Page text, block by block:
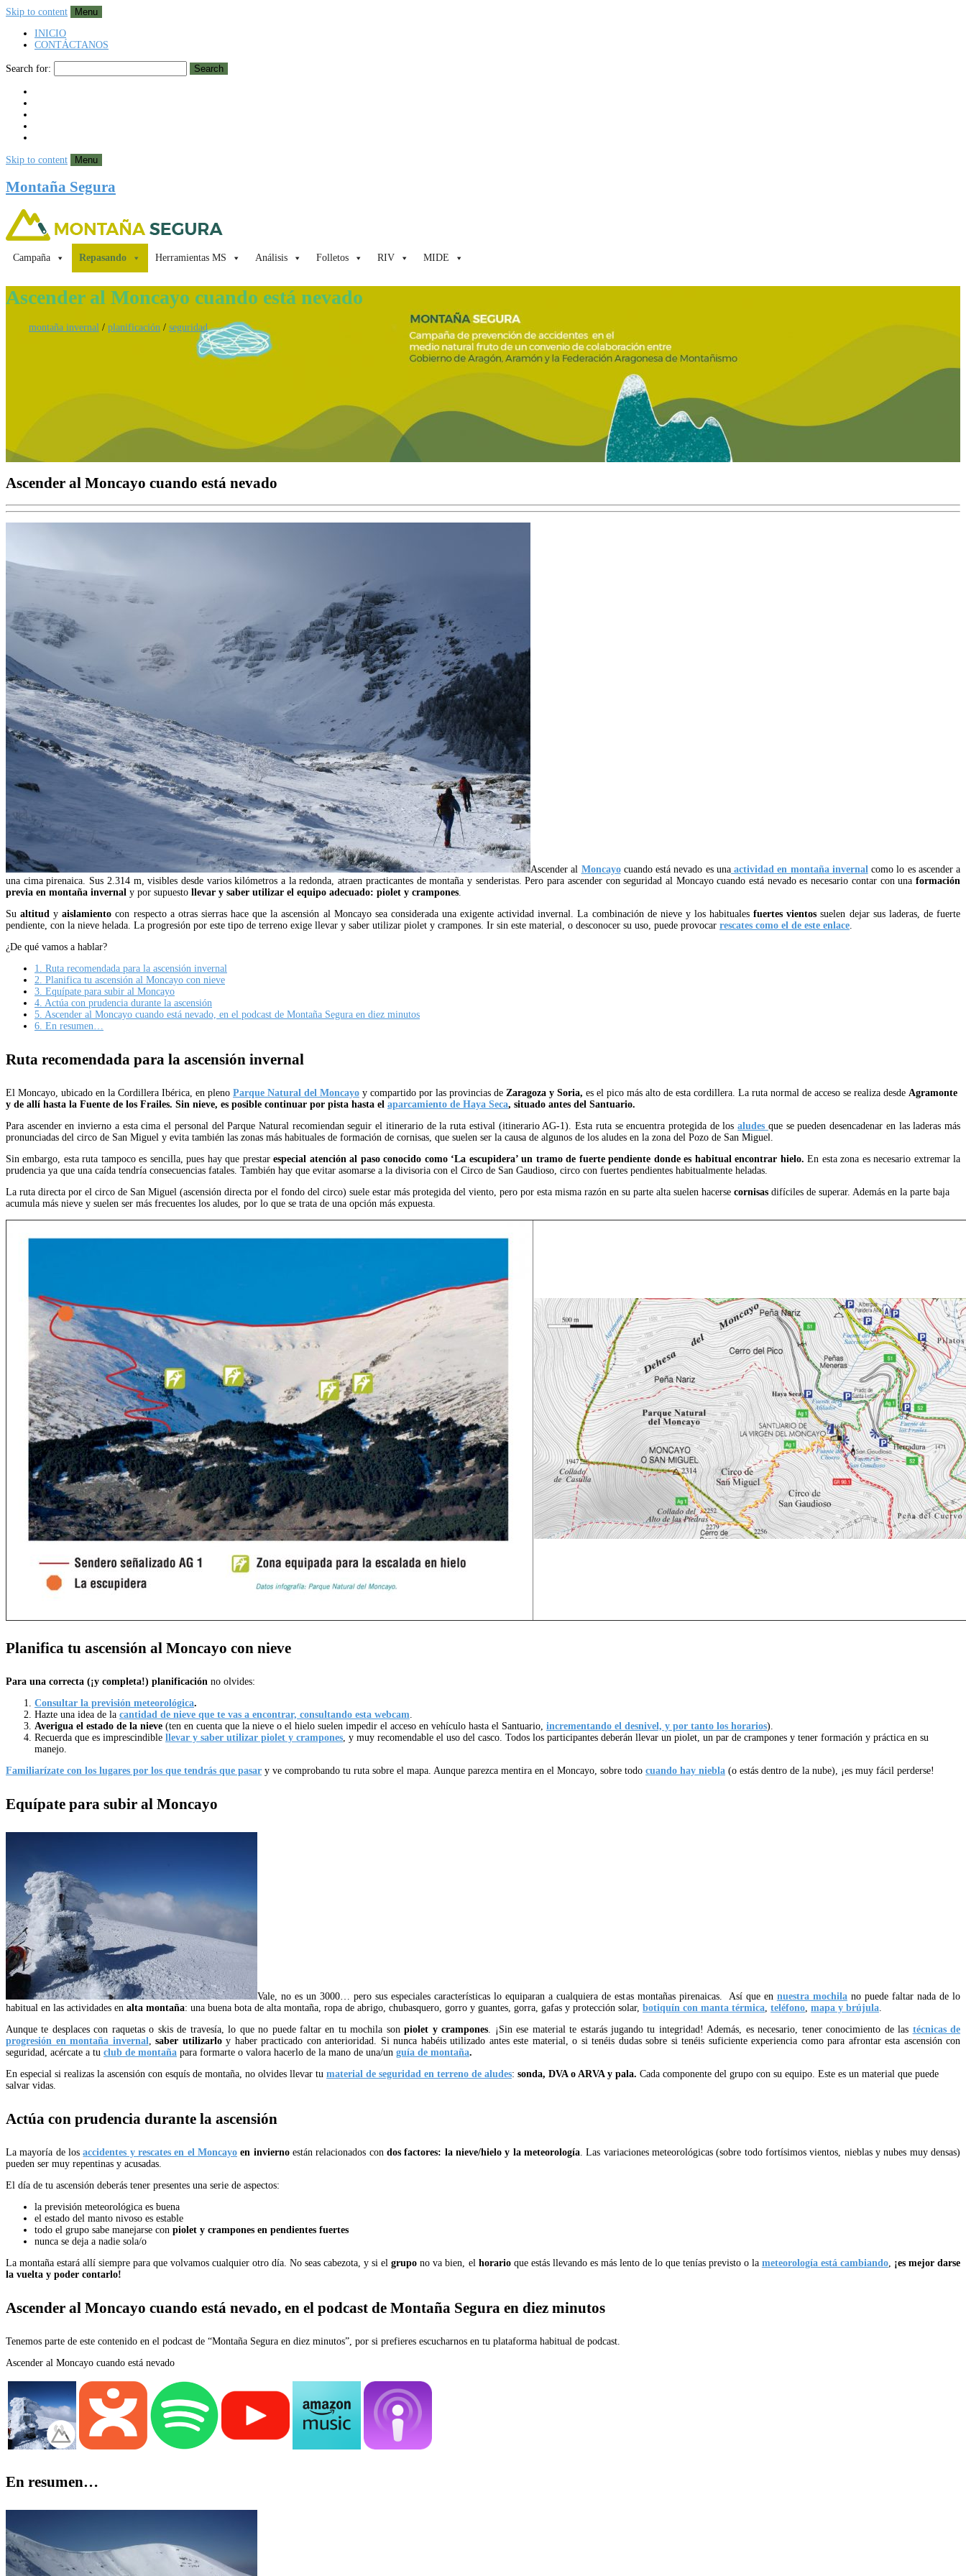
Skip to content
Menu
INICIO
CONTÁCTANOS
Search for: Search
Skip to content Menu
Montaña Segura
Campaña Repasando Herramientas MS Análisis Folletos RIV MIDE
Ascender al Moncayo cuando está nevado
montaña invernal / planificación / seguridad
Ascender al Moncayo cuando está nevado
Ascender al Moncayocuando está nevado es unaactividad en montaña invernalcomo lo es ascender a
una cima pirenaica. Sus 2.314 m, visibles desde varios kilómetros a la redonda, atraen practicantes de montaña y senderistas. Pero para ascender con seguridad al Moncayo cuando está nevado es necesario contar con una formación
previa en montaña invernal y por supuesto llevar y saber utilizar el equipo adecuado: piolet y crampones.
Sualtitud yaislamiento con respecto a otras sierras hace que la ascensión al Moncayo sea considerada una exigente actividad invernal. La combinación de nieve y los habituales fuertes vientos suelen dejar sus laderas, de fuerte
pendiente, con la nieve helada. La progresión por este tipo de terreno exige llevar y saber utilizar piolet y crampones. Ir sin este material, o desconocer su uso, puede provocar rescates como el de este enlace.
¿De qué vamos a hablar?
1. Ruta recomendada para la ascensión invernal
2. Planifica tu ascensión al Moncayo con nieve
3. Equípate para subir al Moncayo
4. Actúa con prudencia durante la ascensión
5. Ascender al Moncayo cuando está nevado, en el podcast de Montaña Segura en diez minutos
6. En resumen…
Ruta recomendada para la ascensión invernal
El Moncayo, ubicado en la Cordillera Ibérica, en pleno Parque Natural del Moncayo y compartido por las provincias de Zaragoza y Soria, es el pico más alto de esta cordillera. La ruta normal de acceso se realiza desde Agramonte
y de allí hasta la Fuente de los Frailes. Sin nieve, es posible continuar por pista hasta el aparcamiento de Haya Seca, situado antes del Santuario.
Para ascender en invierno a esta cima el personal del Parque Natural recomiendan seguir el itinerario de la ruta estival (itinerario AG-1). Esta ruta se encuentra protegida de losaludes que se pueden desencadenar en las laderas más
pronunciadas del circo de San Miguel y evita también las zonas más habituales de formación de cornisas, que suelen ser la causa de algunos de los aludes en la zona del Pozo de San Miguel.
Sin embargo, esta ruta tampoco es sencilla, pues hay que prestarespecial atención al paso conocido como ‘La escupidera’ un tramo de fuerte pendiente donde es habitual encontrar hielo. En esta zona es necesario extremar la
prudencia ya que una caída tendría consecuencias fatales. También hay que evitar asomarse a la divisoria con el Circo de San Gaudioso, circo con fuertes pendientes habitualmente heladas.
La ruta directa por el circo de San Miguel (ascensión directa por el fondo del circo) suele estar más protegida del viento, pero por esta misma razón en su parte alta suelen hacerse cornisas difíciles de superar. Además en la parte baja
acumula más nieve y suelen ser más frecuentes los aludes, por lo que se trata de una opción más expuesta.
Planifica tu ascensión al Moncayo con nieve
Para una correcta (¡y completa!) planificación no olvides:
Consultar la previsión meteorológica.
Hazte una idea de la cantidad de nieve que te vas a encontrar, consultando esta webcam.
Averigua el estado de la nieve (ten en cuenta que la nieve o el hielo suelen impedir el acceso en vehículo hasta el Santuario, incrementando el desnivel, y por tanto los horarios).
Recuerda que es imprescindible llevar y saber utilizar piolet y crampones, y muy recomendable el uso del casco. Todos los participantes deberán llevar un piolet, un par de crampones y tener formación y práctica en su
manejo.
Familiarízate con los lugares por los que tendrás que pasar y ve comprobando tu ruta sobre el mapa. Aunque parezca mentira en el Moncayo, sobre todo cuando hay niebla (o estás dentro de la nube), ¡es muy fácil perderse!
Equípate para subir al Moncayo
Vale, no es un 3000… pero sus especiales características lo equiparan a cualquiera de estas montañas pirenaicas. Así que en nuestra mochilano puede faltar nada de lo
habitual en las actividades en alta montaña: una buena bota de alta montaña, ropa de abrigo, chubasquero, gorro y guantes, gorra, gafas y protección solar, botiquín con manta térmica teléfono mapa y brújula
Aunque te desplaces con raquetas o skis de travesía, lo que no puede faltar en tu mochila sonpiolet y crampones . ¡Sin ese material te estarás jugando tu integridad! Además, es necesario, tener conocimiento de las técnicas de
progresión en montaña invernal
saber utilizarloy haber practicado con anterioridad. Si nunca habéis utilizado antes este material, o si tenéis dudas sobre si tenéis suficiente experiencia como para afrontar esta ascensión con
seguridad, acércate a tu club de montaña para formarte o valora hacerlo de la mano de una/un guía de montaña.
En especial si realizas la ascensión con esquís de montaña, no olvides llevar tu material de seguridad en terreno de aludes: sonda, DVA o ARVA y pala. Cada componente del grupo con su equipo. Este es un material que puede
salvar vidas.
Actúa con prudencia durante la ascensión
La mayoría de losaccidentes y rescates en el Moncayo en inviernoestán relacionados condos factores: la nieve/hielo y la meteorología . Las variaciones meteorológicas (sobre todo fortísimos vientos, nieblas y nubes muy densas)
pueden ser muy repentinas y acusadas.
El día de tu ascensión deberás tener presentes una serie de aspectos:
la previsión meteorológica es buena
el estado del manto nivoso es estable
todo el grupo sabe manejarse con piolet y crampones en pendientes fuertes
nunca se deja a nadie sola/o
La montaña estará allí siempre para que volvamos cualquier otro día. No seas cabezota, y si elgrupo no va bien, el horarioque estás llevando es más lento de lo que tenías previsto o la meteorología está cambiando, ¡es mejor darse
la vuelta y poder contarlo!
Ascender al Moncayo cuando está nevado, en el podcast de Montaña Segura en diez minutos
Tenemos parte de este contenido en el podcast de “Montaña Segura en diez minutos”, por si prefieres escucharnos en tu plataforma habitual de podcast.
Ascender al Moncayo cuando está nevado
En resumen…